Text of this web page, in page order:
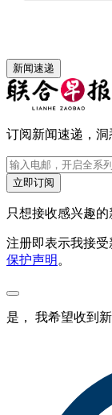
新闻速递
订阅新闻速递，洞
立即订阅
只想接收感兴趣的
注册即表示我接
保护声明 。
是， 我希望收到